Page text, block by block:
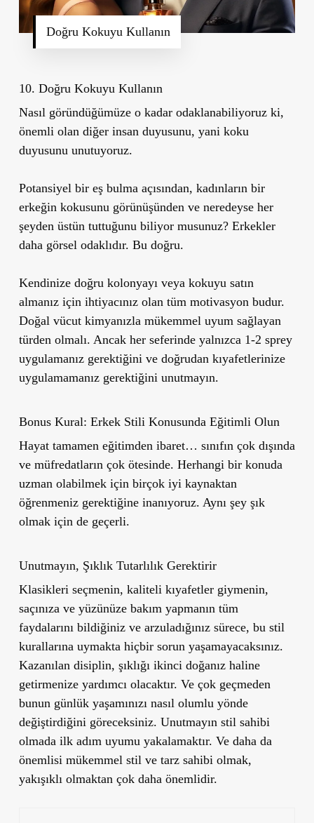
Doğru Kokuyu Kullanın
10. Doğru Kokuyu Kullanın
Nasıl göründüğümüze o kadar odaklanabiliyoruz ki,
önemli olan diğer insan duyusunu, yani koku
duyusunu unutuyoruz.
Potansiyel bir eş bulma açısından, kadınların bir
erkeğin kokusunu görünüşünden ve neredeyse her
şeyden üstün tuttuğunu biliyor musunuz? Erkekler
daha görsel odaklıdır. Bu doğru.
Kendinize doğru kolonyayı veya kokuyu satın
almanız için ihtiyacınız olan tüm motivasyon budur.
Doğal vücut kimyanızla mükemmel uyum sağlayan
türden olmalı. Ancak her seferinde yalnızca 1-2 sprey
uygulamanız gerektiğini ve doğrudan kıyafetlerinize
uygulamamanız gerektiğini unutmayın.
Bonus Kural: Erkek Stili Konusunda Eğitimli Olun
Hayat tamamen eğitimden ibaret… sınıfın çok dışında
ve müfredatların çok ötesinde. Herhangi bir konuda
uzman olabilmek için birçok iyi kaynaktan
öğrenmeniz gerektiğine inanıyoruz. Aynı şey şık
olmak için de geçerli.
Unutmayın, Şıklık Tutarlılık Gerektirir
Klasikleri seçmenin, kaliteli kıyafetler giymenin,
saçınıza ve yüzünüze bakım yapmanın tüm
faydalarını bildiğiniz ve arzuladığınız sürece, bu stil
kurallarına uymakta hiçbir sorun yaşamayacaksınız.
Kazanılan disiplin, şıklığı ikinci doğanız haline
getirmenize yardımcı olacaktır. Ve çok geçmeden
bunun günlük yaşamınızı nasıl olumlu yönde
değiştirdiğini göreceksiniz. Unutmayın stil sahibi
olmada ilk adım uyumu yakalamaktır. Ve daha da
önemlisi mükemmel stil ve tarz sahibi olmak,
yakışıklı olmaktan çok daha önemlidir.